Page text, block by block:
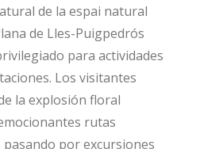
de la espai natural
de Lles-Puigpedrós
para actividades
Los visitantes
la explosión floral
rutas
por excursiones